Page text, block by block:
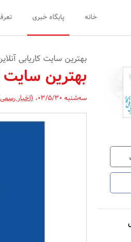
خانه پایگاه خبری
بهترین سایت کاریابی
بهترین سایت
سه‌شنبه 03/5/30 ، (اخبار